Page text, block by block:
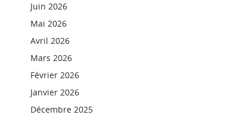
Juin 2026
Mai 2026
Avril 2026
Mars 2026
Février 2026
Janvier 2026
Décembre 2025